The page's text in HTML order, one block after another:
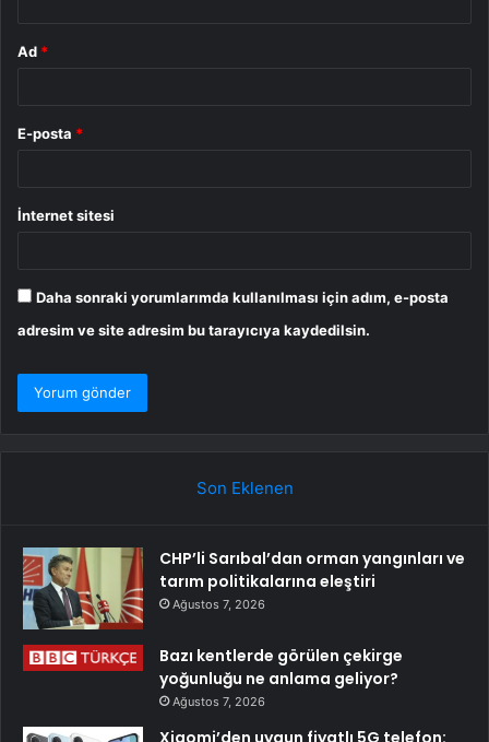
Ad *
E-posta *
İnternet sitesi
Daha sonraki yorumlarımda kullanılması için adım, e-posta
adresim ve site adresim bu tarayıcıya kaydedilsin.
Son Eklenen
CHP’li Sarıbal’dan orman yangınları ve
tarım politikalarına eleştiri
Ağustos 7, 2026
Bazı kentlerde görülen çekirge
yoğunluğu ne anlama geliyor?
Ağustos 7, 2026
Xiaomi’den uygun fiyatlı 5G telefon: